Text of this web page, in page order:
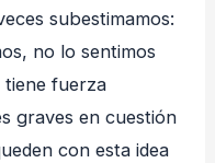
subestimamos:
no lo sentimos
fuerza
graves en cuestión
con esta idea